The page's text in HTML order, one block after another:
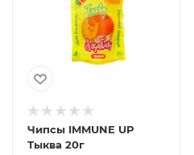
Чипсы IMMUNE UP
Тыква 20г